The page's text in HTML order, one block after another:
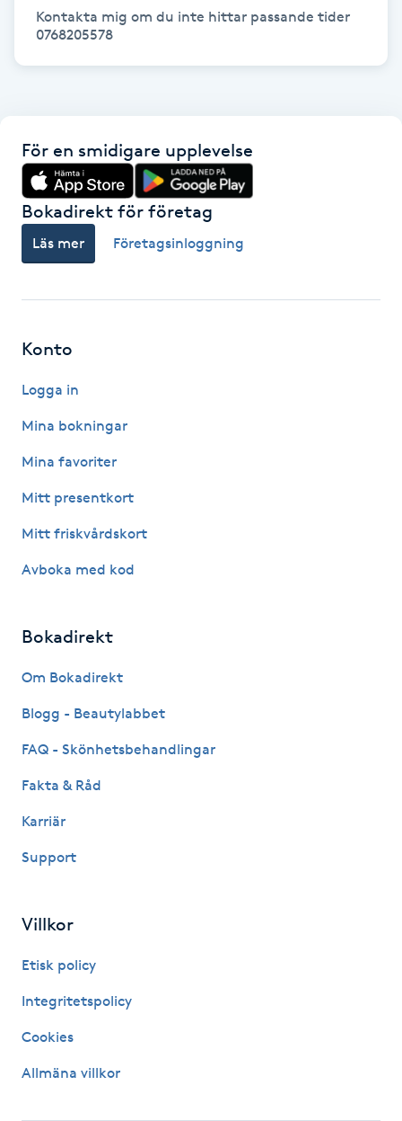
Hårförlängning
Hälsprickor
Idrottsmassage
IPL
IPL hårborttagning
IR-massage
Japansk massage
K18
Kemisk peeling
Kinesiologi
Kinesisk medicin
Klippning & Slingor
Klippning ungdom
Kontakta mig om du inte hittar passande tider
0768205578
För en smidigare upplevelse
Bokadirekt för företag
Läs mer Företagsinloggning
Konto
Logga in
Mina bokningar
Mina favoriter
Mitt presentkort
Mitt friskvårdskort
Avboka med kod
Bokadirekt
Om Bokadirekt
Blogg - Beautylabbet
FAQ - Skönhetsbehandlingar
Fakta & Råd
Karriär
Support
Villkor
Etisk policy
Integritetspolicy
Cookies
Allmäna villkor